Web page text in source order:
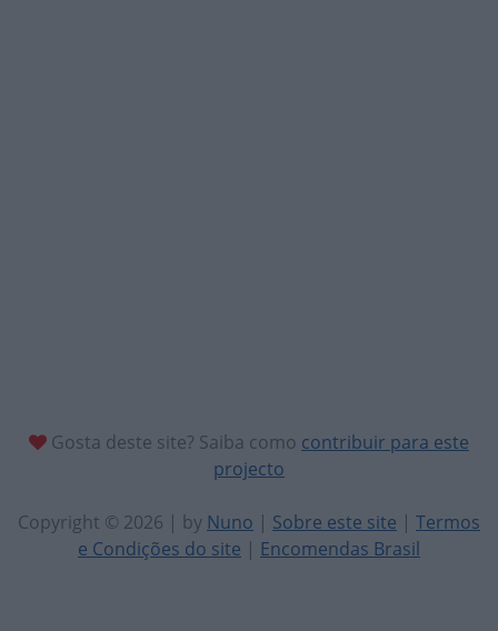
Gosta deste site? Saiba como contribuir para este
projecto
Copyright © 2026 | by Nuno | Sobre este site | Termos
e Condições do site | Encomendas Brasil